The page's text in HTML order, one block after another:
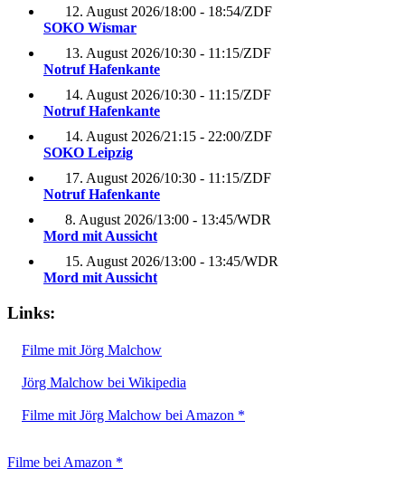
12. August 2026/18:00 - 18:54/ZDF
SOKO Wismar
13. August 2026/10:30 - 11:15/ZDF
Notruf Hafenkante
14. August 2026/10:30 - 11:15/ZDF
Notruf Hafenkante
14. August 2026/21:15 - 22:00/ZDF
SOKO Leipzig
17. August 2026/10:30 - 11:15/ZDF
Notruf Hafenkante
8. August 2026/13:00 - 13:45/WDR
Mord mit Aussicht
15. August 2026/13:00 - 13:45/WDR
Mord mit Aussicht
Links:
Filme mit Jörg Malchow
Jörg Malchow bei Wikipedia
Filme mit Jörg Malchow bei Amazon *
Filme bei Amazon *